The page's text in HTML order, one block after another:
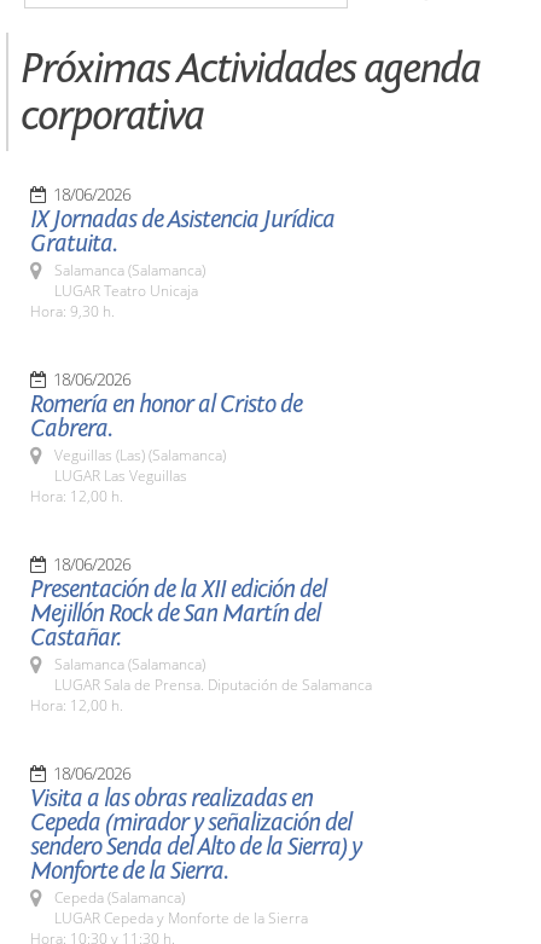
Próximas Actividades agenda
corporativa
18/06/2026
IX Jornadas de Asistencia Jurídica
Gratuita.
Salamanca (Salamanca)
LUGAR Teatro Unicaja
Hora: 9,30 h.
18/06/2026
Romería en honor al Cristo de
Cabrera.
Veguillas (Las) (Salamanca)
LUGAR Las Veguillas
Hora: 12,00 h.
18/06/2026
Presentación de la XII edición del
Mejillón Rock de San Martín del
Castañar.
Salamanca (Salamanca)
LUGAR Sala de Prensa. Diputación de Salamanca
Hora: 12,00 h.
18/06/2026
Visita a las obras realizadas en
Cepeda (mirador y señalización del
sendero Senda del Alto de la Sierra) y
Monforte de la Sierra.
Cepeda (Salamanca)
LUGAR Cepeda y Monforte de la Sierra
Hora: 10:30 y 11:30 h.